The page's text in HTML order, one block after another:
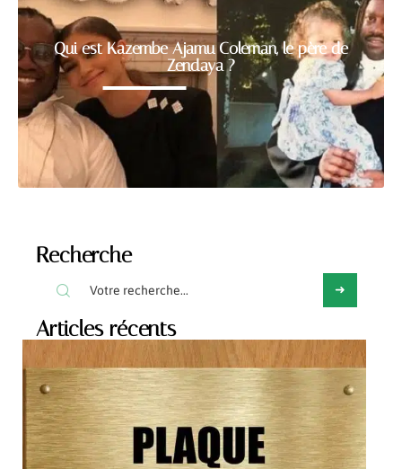
Qui est Kazembe Ajamu Coleman, le père de
Zendaya ?
Recherche
Articles récents